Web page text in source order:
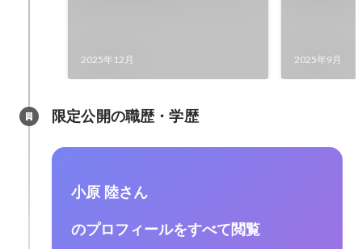
2025年12月 2025年9月
限定公開の職歴・学歴
小原 陸さん
のプロフィールをすべて閲覧